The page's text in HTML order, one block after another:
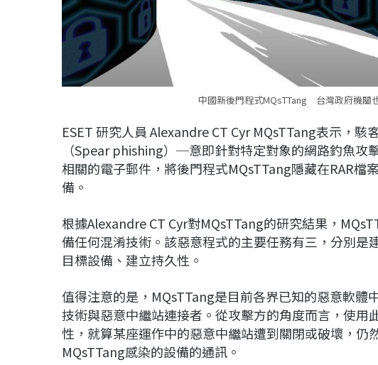
中國新後門程式MQsTTang 台灣政府機關
ESET 研究人員 Alexandre CT Cyr MQsTTang表示，
（Spear phishing）─意即針對特定對象的網路釣魚攻
相關的電子郵件，將後門程式MQsTTang隱藏在RAR檔
備。
根據Alexandre CT Cyr對MQsTTang的研究結果，
備任何混淆技術。該惡意程式的主要任務有三，分別是
目標設備、建立持久性。
值得注意的是，MQsTTang是目前各界已知的惡意軟體
技術與惡意中繼站連接者。從攻擊方的角度而言，使用
性，就算某座運作中的惡意中繼站遭到關閉或破壞，仍
MQsTTang感染的設備的通訊。